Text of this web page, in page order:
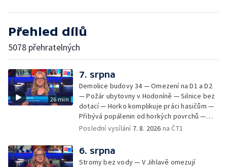
Přehled dílů
5078 přehratelných
26 min
7. srpna
Demolice budovy 34 — Omezení na D1 a D2
— Požár ubytovny v Hodoníně — Silnice bez
dotací — Horko komplikuje práci hasičům —
Přibývá popálenin od horkých povrchů —
Začíná prodej burčáku — Vedra komplikují
Poslední vysílání 7. 8. 2026 na ČT1
6. srpna
Stromy bez vody — V Jihlavě omezují